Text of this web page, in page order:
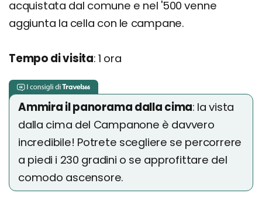
acquistata dal comune e nel '500 venne
aggiunta la cella con le campane.
Tempo di visita: 1 ora
Ammira il panorama dalla cima: la vista
dalla cima del Campanone è davvero
incredibile! Potrete scegliere se percorrere
a piedi i 230 gradini o se approfittare del
comodo ascensore.